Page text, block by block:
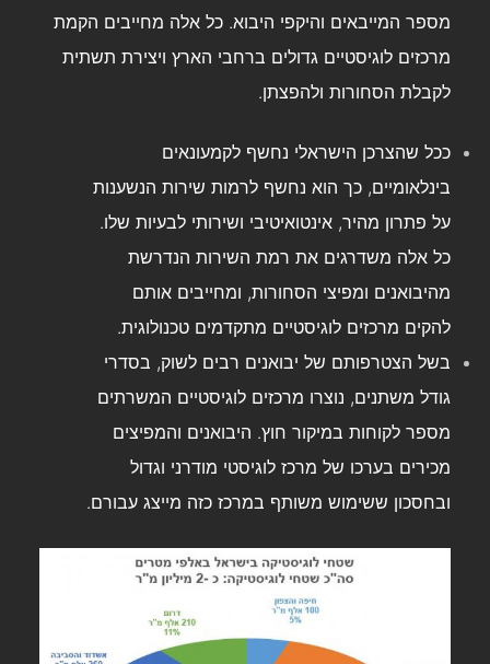
מספר המייבאים והיקפי היבוא. כל אלה מחייבים הקמת
מרכזים לוגיסטיים גדולים ברחבי הארץ ויצירת תשתית
לקבלת הסחורות ולהפצתן.
ככל שהצרכן הישראלי נחשף לקמעונאים
בינלאומיים, כך הוא נחשף לרמות שירות הנשענות
על פתרון מהיר, אינטואיטיבי ושירותי לבעיות שלו.
כל אלה משדרגים את רמת השירות הנדרשת
מהיבואנים ומפיצי הסחורות, ומחייבים אותם
להקים מרכזים לוגיסטיים מתקדמים טכנולוגית.
בשל הצטרפותם של יבואנים רבים לשוק, בסדרי
גודל משתנים, נוצרו מרכזים לוגיסטיים המשרתים
מספר לקוחות במיקור חוץ. היבואנים והמפיצים
מכירים בערכו של מרכז לוגיסטי מודרני וגדול
ובחסכון ששימוש משותף במרכז כזה מייצג עבורם.